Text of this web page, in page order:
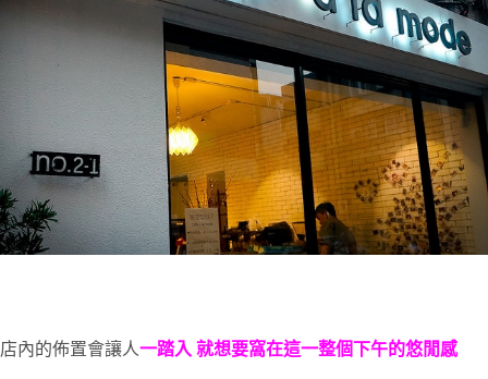
店內的佈置會讓人一踏入 就想要窩在這一整個下午的悠閒感